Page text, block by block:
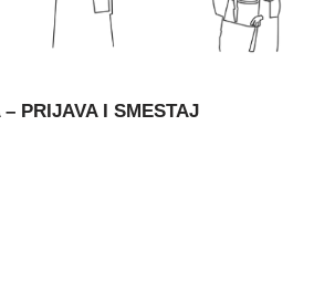
PRIJAVA I SMESTAJ